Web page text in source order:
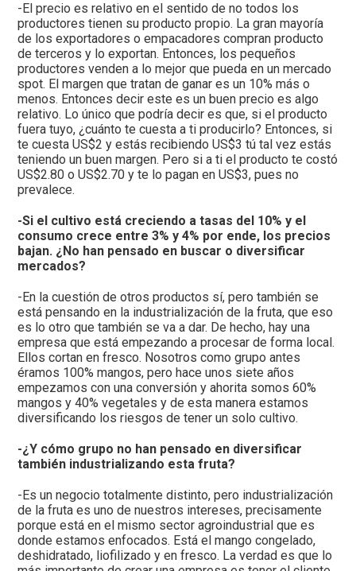
-El precio es relativo en el sentido de no todos los
productores tienen su producto propio. La gran mayoría
de los exportadores o empacadores compran producto
de terceros y lo exportan. Entonces, los pequeños
productores venden a lo mejor que pueda en un mercado
spot. El margen que tratan de ganar es un 10% más o
menos. Entonces decir este es un buen precio es algo
relativo. Lo único que podría decir es que, si el producto
fuera tuyo, ¿cuánto te cuesta a ti producirlo? Entonces, si
te cuesta US$2 y estás recibiendo US$3 tú tal vez estás
teniendo un buen margen. Pero si a ti el producto te costó
US$2.80 o US$2.70 y te lo pagan en US$3, pues no
prevalece.
-Si el cultivo está creciendo a tasas del 10% y el
consumo crece entre 3% y 4% por ende, los precios
bajan. ¿No han pensado en buscar o diversificar
mercados?
-En la cuestión de otros productos sí, pero también se
está pensando en la industrialización de la fruta, que eso
es lo otro que también se va a dar. De hecho, hay una
empresa que está empezando a procesar de forma local.
Ellos cortan en fresco. Nosotros como grupo antes
éramos 100% mangos, pero hace unos siete años
empezamos con una conversión y ahorita somos 60%
mangos y 40% vegetales y de esta manera estamos
diversificando los riesgos de tener un solo cultivo.
-¿Y cómo grupo no han pensado en diversificar
también industrializando esta fruta?
-Es un negocio totalmente distinto, pero industrialización
de la fruta es uno de nuestros intereses, precisamente
porque está en el mismo sector agroindustrial que es
donde estamos enfocados. Está el mango congelado,
deshidratado, liofilizado y en fresco. La verdad es que lo